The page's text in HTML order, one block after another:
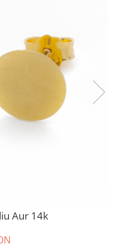
Aur 14k